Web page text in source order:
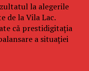
la alegerile
de la Vila Lac.
că prestidigitația
a situației